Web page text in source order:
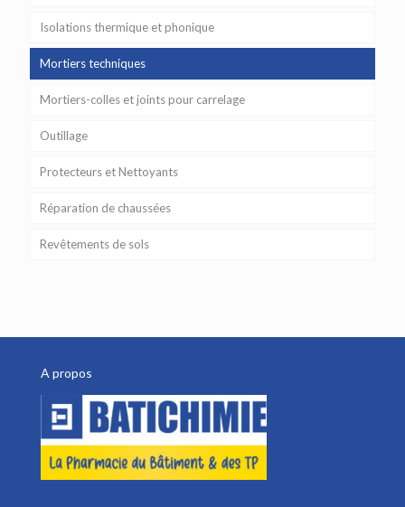
Isolations thermique et phonique
Mortiers techniques
Mortiers-colles et joints pour carrelage
Outillage
Protecteurs et Nettoyants
Réparation de chaussées
Revêtements de sols
A propos